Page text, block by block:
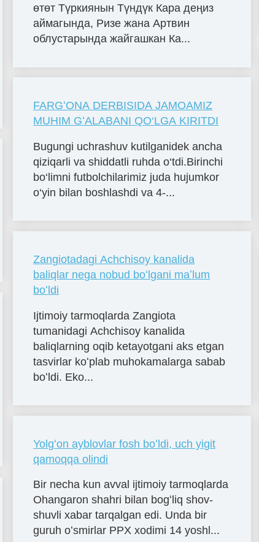
өтөт Түркиянын Түндүк Кара деңиз
аймагында, Ризе жана Артвин
облустарында жайгашкан Ка...
FARGʻONA DERBISIDA JAMOAMIZ
MUHIM GʻALABANI QO‘LGA KIRITDI
Bugungi uchrashuv kutilganidek ancha
qiziqarli va shiddatli ruhda o‘tdi.Birinchi
bo‘limni futbolchilarimiz juda hujumkor
o‘yin bilan boshlashdi va 4-...
Zangiotadagi Achchisoy kanalida
baliqlar nega nobud boʻlgani maʼlum
boʻldi
Ijtimoiy tarmoqlarda Zangiota
tumanidagi Achchisoy kanalida
baliqlarning oqib ketayotgani aks etgan
tasvirlar koʻplab muhokamalarga sabab
boʻldi. Eko...
Yolgʻon ayblovlar fosh boʻldi, uch yigit
qamoqqa olindi
Bir necha kun avval ijtimoiy tarmoqlarda
Ohangaron shahri bilan bogʻliq shov-
shuvli xabar tarqalgan edi. Unda bir
guruh oʻsmirlar PPX xodimi 14 yoshl...